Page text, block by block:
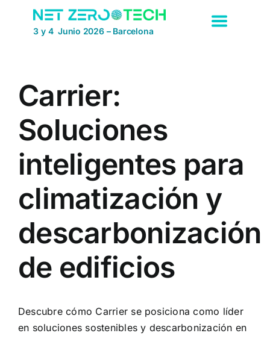
contenido
3 y 4 Junio 2026 – Barcelona
Carrier:
Soluciones
inteligentes para
climatización y
descarbonización
de edificios
Descubre cómo Carrier se posiciona como líder
en soluciones sostenibles y descarbonización en